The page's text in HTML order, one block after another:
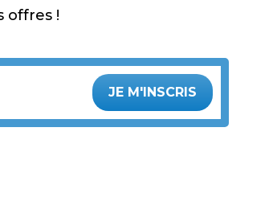
offres !
JE M'INSCRIS